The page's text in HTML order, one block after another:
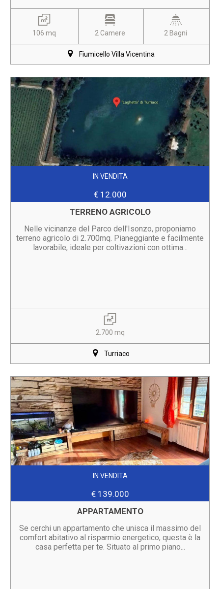
106 mq 2 Camere 2 Bagni
Fiumicello Villa Vicentina
IN VENDITA
€ 12.000
TERRENO AGRICOLO
Nelle vicinanze del Parco dell'Isonzo, proponiamo
terreno agricolo di 2.700mq. Pianeggiante e facilmente
lavorabile, ideale per coltivazioni con ottima...
2.700 mq
Turriaco
IN VENDITA
€ 139.000
APPARTAMENTO
Se cerchi un appartamento che unisca il massimo del
comfort abitativo al risparmio energetico, questa è la
casa perfetta per te. Situato al primo piano...